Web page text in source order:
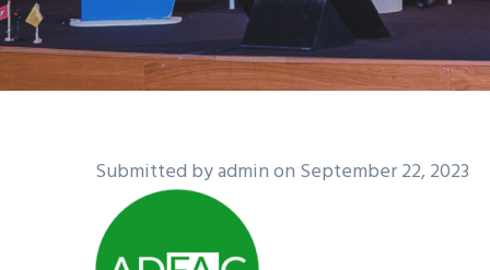
Submitted byadminon September 22, 2023